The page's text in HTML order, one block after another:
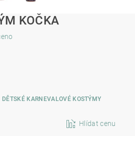
KOČKA
DĚTSKÉ KARNEVALOVÉ KOSTÝMY
Hlídat cenu